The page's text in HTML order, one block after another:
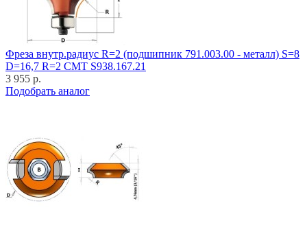
Фреза внутр.радиус R=2 (подшипник 791.003.00 - металл) S=8
D=16,7 R=2 CMT S938.167.21
3 955 р.
Подобрать аналог